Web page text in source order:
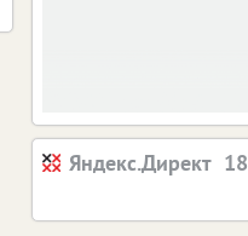
Яндекс.Директ